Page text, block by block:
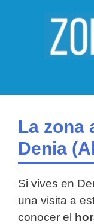
La zona
Denia
Si vives en
una visita a
conocer el